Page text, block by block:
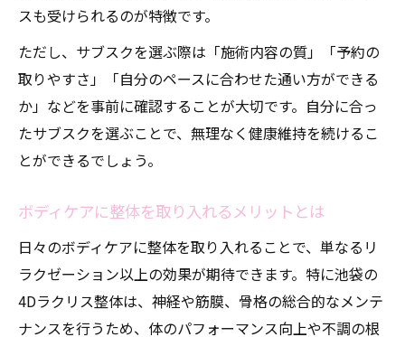
スも受けられるのが特徴です。
ただし、サブスクを選ぶ際は「施術内容の質」「予約の
取りやすさ」「自分のペースに合わせた通い方ができる
か」などを事前に確認することが大切です。自分に合っ
たサブスクを選ぶことで、無理なく健康維持を続けるこ
とができるでしょう。
ボディケアに整体を取り入れるメリットとは
日々のボディケアに整体を取り入れることで、単なるリ
ラクゼーション以上の効果が期待できます。特に池袋の
4Dラクリス整体は、神経や筋膜、骨格の総合的なメンテ
ナンスを行うため、体のパフォーマンス向上や不調の根